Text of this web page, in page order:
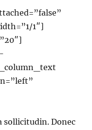
1″]
sollicitudin. Donec